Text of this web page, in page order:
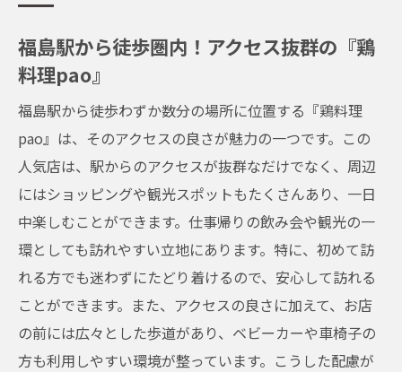
福島駅から徒歩圏内！アクセス抜群の『鶏
料理pao』
福島駅から徒歩わずか数分の場所に位置する『鶏料理
pao』は、そのアクセスの良さが魅力の一つです。この
人気店は、駅からのアクセスが抜群なだけでなく、周辺
にはショッピングや観光スポットもたくさんあり、一日
中楽しむことができます。仕事帰りの飲み会や観光の一
環としても訪れやすい立地にあります。特に、初めて訪
れる方でも迷わずにたどり着けるので、安心して訪れる
ことができます。また、アクセスの良さに加えて、お店
の前には広々とした歩道があり、ベビーカーや車椅子の
方も利用しやすい環境が整っています。こうした配慮が